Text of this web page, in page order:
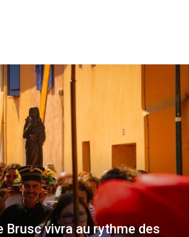
Brusc vivra au rythme des